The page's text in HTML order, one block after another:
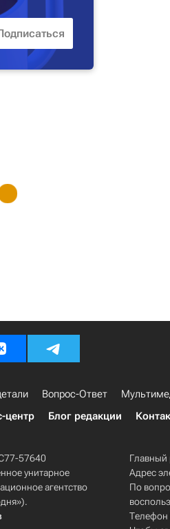
Вопрос-Ответ
центр Блог редакции
57640
унитарное
агентство
Главный
Адрес
По